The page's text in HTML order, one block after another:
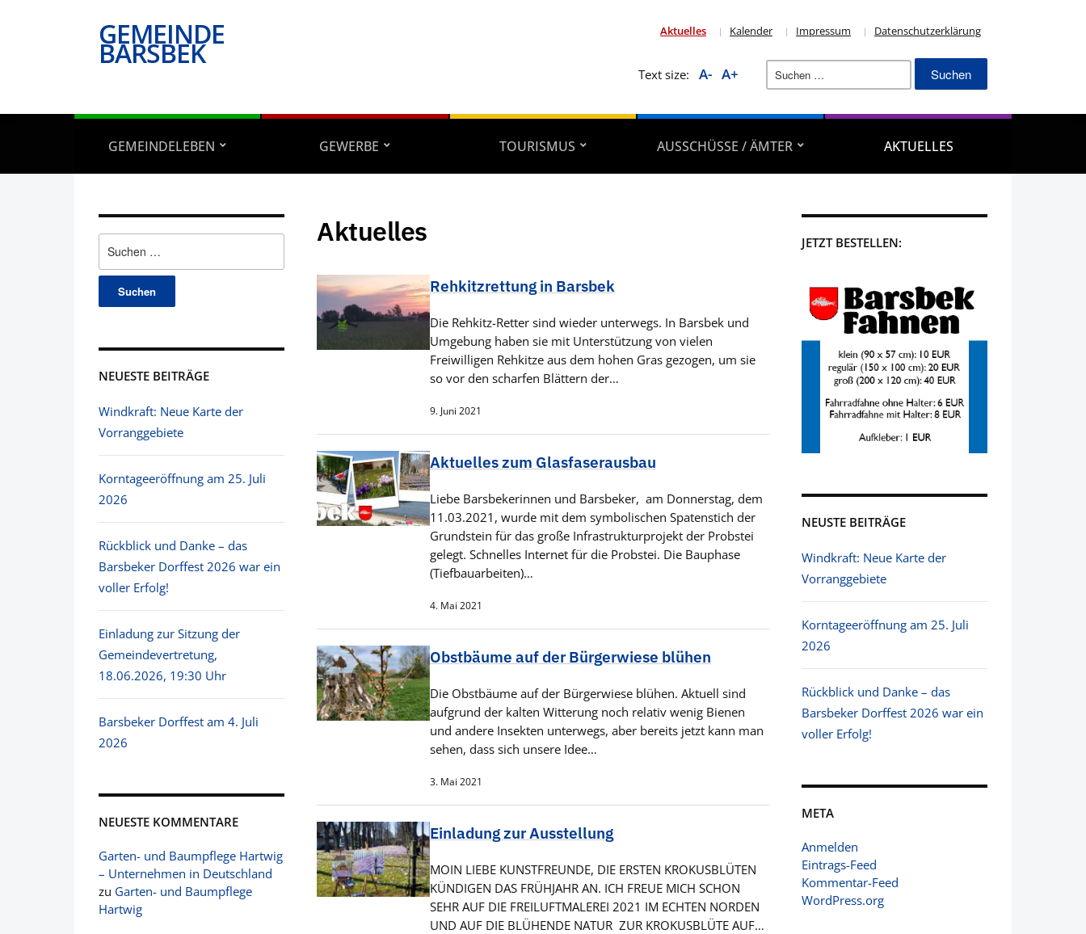
GEMEINDE
BARSBEK
Aktuelles Kalender Impressum Datenschutzerklärung
Text size: A- A+
Suchen
nach:
GEMEINDELEBEN GEWERBE TOURISMUS AUSSCHÜSSE / ÄMTER AKTUELLES
nach:
NEUESTE BEITRÄGE
Windkraft: Neue Karte der
Vorranggebiete
Korntageeröffnung am 25. Juli
2026
Rückblick und Danke – das
Barsbeker Dorffest 2026 war ein
voller Erfolg!
Einladung zur Sitzung der
Gemeindevertretung,
18.06.2026, 19:30 Uhr
Barsbeker Dorffest am 4. Juli
2026
NEUESTE KOMMENTARE
Garten- und Baumpflege Hartwig
– Unternehmen in Deutschland
zu Garten- und Baumpflege
Hartwig
Aktuelles
Rehkitzrettung in Barsbek
Die Rehkitz-Retter sind wieder unterwegs. In Barsbek und
Umgebung haben sie mit Unterstützung von vielen
Freiwilligen Rehkitze aus dem hohen Gras gezogen, um sie
so vor den scharfen Blättern der…
9. Juni 2021
Aktuelles zum Glasfaserausbau
Liebe Barsbekerinnen und Barsbeker, am Donnerstag, dem
11.03.2021, wurde mit dem symbolischen Spatenstich der
Grundstein für das große Infrastrukturprojekt der Probstei
gelegt. Schnelles Internet für die Probstei. Die Bauphase
(Tiefbauarbeiten)…
4. Mai 2021
Obstbäume auf der Bürgerwiese blühen
Die Obstbäume auf der Bürgerwiese blühen. Aktuell sind
aufgrund der kalten Witterung noch relativ wenig Bienen
und andere Insekten unterwegs, aber bereits jetzt kann man
sehen, dass sich unsere Idee…
3. Mai 2021
Einladung zur Ausstellung
MOIN LIEBE KUNSTFREUNDE, DIE ERSTEN KROKUSBLÜTEN
KÜNDIGEN DAS FRÜHJAHR AN. ICH FREUE MICH SCHON
SEHR AUF DIE FREILUFTMALEREI 2021 IM ECHTEN NORDEN
UND AUF DIE BLÜHENDE NATUR ZUR KROKUSBLÜTE AUF…
JETZT BESTELLEN:
NEUSTE BEITRÄGE
Windkraft: Neue Karte der
Vorranggebiete
Korntageeröffnung am 25. Juli
2026
Rückblick und Danke – das
Barsbeker Dorffest 2026 war ein
voller Erfolg!
META
Anmelden
Eintrags-Feed
Kommentar-Feed
WordPress.org